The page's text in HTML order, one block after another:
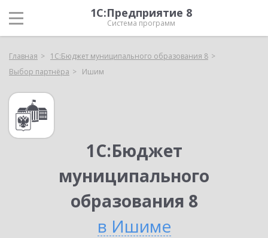
1С:Предприятие 8
Система программ
Главная
1С:Бюджет муниципального образования 8
Выбор партнёра
Ишим
1С:Бюджет
муниципального
образования 8
в Ишиме